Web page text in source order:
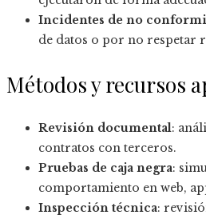
Incidentes de no
de datos o por no respetar
Métodos y recursos
Revisión documental:
contratos con terceros.
Pruebas de caja negra:
comportamiento en web,
Inspección técnica: